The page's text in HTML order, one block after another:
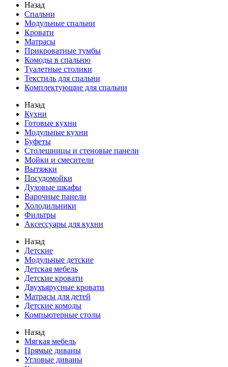
Назад
Спальни
Модульные спальни
Кровати
Матрасы
Прикроватные тумбы
Комоды в спальню
Туалетные столики
Текстиль для спальни
Комплектующие для спальни
Назад
Кухни
Готовые кухни
Модульные кухни
Буфеты
Столешницы и стеновые панели
Мойки и смесители
Вытяжки
Посудомойки
Духовые шкафы
Варочные панели
Холодильники
Фильтры
Аксессуары для кухни
Назад
Детские
Модульные детские
Детская мебель
Детские кровати
Двухъярусные кровати
Матрасы для детей
Детские комоды
Компьютерные столы
Назад
Мягкая мебель
Прямые диваны
Угловые диваны